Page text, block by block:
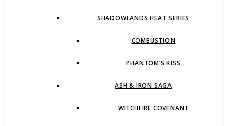
SHADOWLANDS HEAT SERIES
COMBUSTION
PHANTOM’S KISS
ASH & IRON SAGA
WITCHFIRE COVENANT